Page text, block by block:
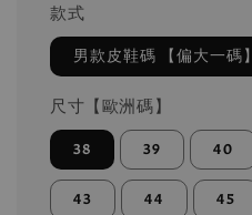
款式
男款皮鞋碼 【偏大一碼】
尺寸【歐洲碼】
38 39 40
43 44 45